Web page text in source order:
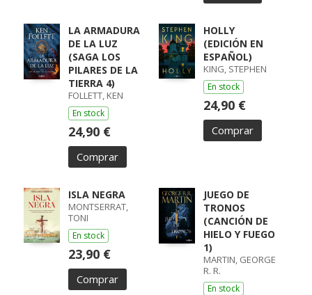
LA ARMADURA
DE LA LUZ
(SAGA LOS
PILARES DE LA
TIERRA 4)
FOLLETT, KEN
En stock
24,90 €
Comprar
HOLLY
(EDICIÓN EN
ESPAÑOL)
KING, STEPHEN
En stock
24,90 €
Comprar
ISLA NEGRA
MONTSERRAT,
TONI
En stock
23,90 €
Comprar
JUEGO DE
TRONOS
(CANCIÓN DE
HIELO Y FUEGO
1)
MARTIN, GEORGE
R. R.
En stock